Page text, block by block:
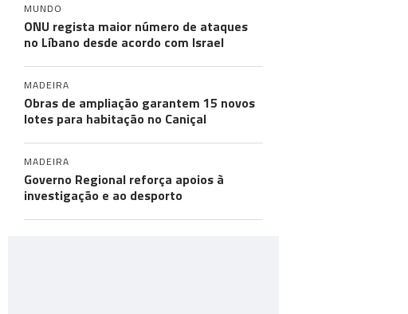
MUNDO
ONU regista maior número de ataques
no Líbano desde acordo com Israel
MADEIRA
Obras de ampliação garantem 15 novos
lotes para habitação no Caniçal
MADEIRA
Governo Regional reforça apoios à
investigação e ao desporto